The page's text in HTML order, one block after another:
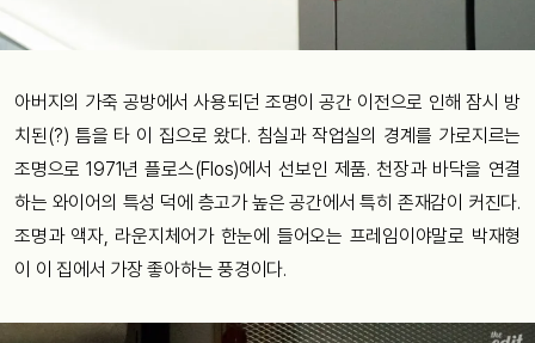
아버지의 가죽 공방에서 사용되던 조명이 공간 이전으로 인해 잠시 방
치된(?) 틈을 타 이 집으로 왔다. 침실과 작업실의 경계를 가로지르는
조명으로 1971년 플로스(Flos)에서 선보인 제품. 천장과 바닥을 연결
하는 와이어의 특성 덕에 층고가 높은 공간에서 특히 존재감이 커진다.
조명과 액자, 라운지체어가 한눈에 들어오는 프레임이야말로 박재형
이 이 집에서 가장 좋아하는 풍경이다.